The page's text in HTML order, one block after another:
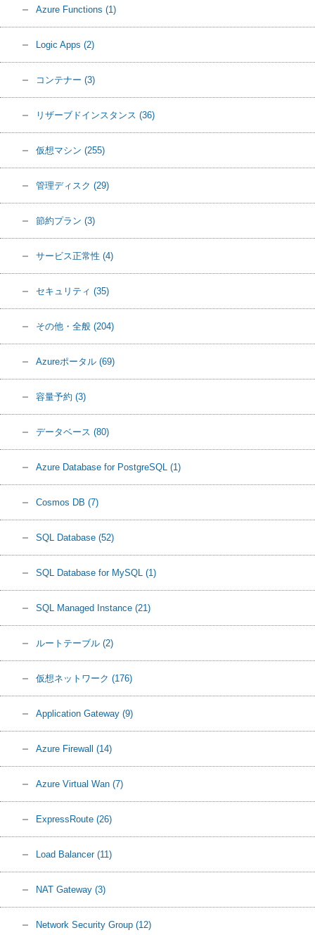
Azure Functions (1)
Logic Apps (2)
コンテナー (3)
リザーブドインスタンス (36)
仮想マシン (255)
管理ディスク (29)
節約プラン (3)
サービス正常性 (4)
セキュリティ (35)
その他・全般 (204)
Azureポータル (69)
容量予約 (3)
データベース (80)
Azure Database for PostgreSQL (1)
Cosmos DB (7)
SQL Database (52)
SQL Database for MySQL (1)
SQL Managed Instance (21)
ルートテーブル (2)
仮想ネットワーク (176)
Application Gateway (9)
Azure Firewall (14)
Azure Virtual Wan (7)
ExpressRoute (26)
Load Balancer (11)
NAT Gateway (3)
Network Security Group (12)